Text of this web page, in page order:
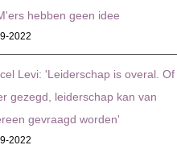
hebben geen idee
2022
Levi: 'Leiderschap is overal. Of
gezegd, leiderschap kan van
gevraagd worden'
2022